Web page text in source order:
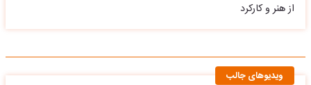
از هنر و کارکرد
ویدیوهای جالب